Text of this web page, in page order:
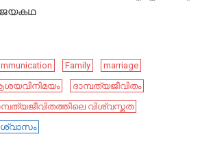
Family
marriage
ദാമ്പത്യജീവിതം
വിശ്വസ്തത